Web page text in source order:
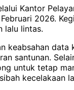
Kantor
2026.
lalu lintas.
keabsahan
santunan.
untuk tetap
kecelakaan